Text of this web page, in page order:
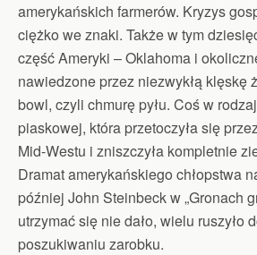
amerykańskich farmerów. Kryzys
ciężko we znaki. Także w tym
część Ameryki – Oklahoma i
nawiedzone przez niezwykłą klęskę
bowl, czyli chmurę pyłu. Coś w
piaskowej, która przetoczyła się
Mid-Westu i zniszczyła kompletnie
Dramat amerykańskiego chłopstwa
później John Steinbeck w „Gronach
utrzymać się nie dało, wielu ruszyło
poszukiwaniu zarobku.